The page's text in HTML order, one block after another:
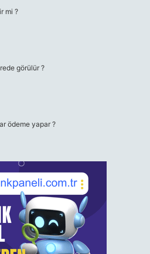
mi ?
görülür ?
ödeme yapar ?